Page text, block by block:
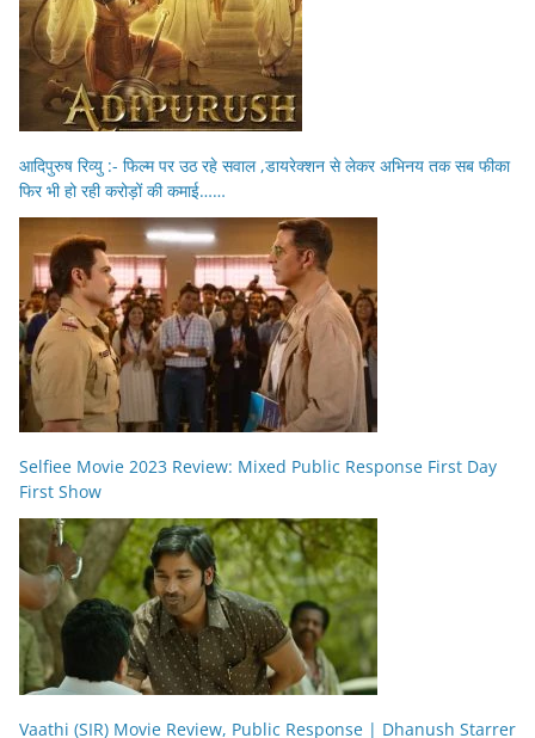
आदिपुरुष रिव्यु :- फिल्म पर उठ रहे सवाल ,डायरेक्शन से लेकर अभिनय तक सब फीका
फिर भी हो रही करोड़ों की कमाई……
Selfiee Movie 2023 Review: Mixed Public Response First Day
First Show
Vaathi (SIR) Movie Review, Public Response | Dhanush Starrer